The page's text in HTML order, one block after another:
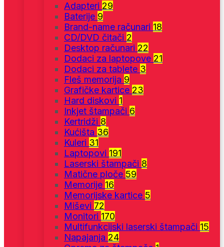
Adapteri 29
Baterije 9
Brand-name računari 18
CD/DVD čitači 2
Desktop računari 22
Dodaci za laptopove 21
Dodaci za tablete 3
Fleš memorija 9
Grafičke kartice 23
Hard diskovi 1
Inkjet štampači 6
Kertridži 8
Kućišta 36
Kuleri 31
Laptopovi 191
Laserski štampači 8
Matične ploče 59
Memorije 16
Memorijske kartice 5
Miševi 72
Monitori 170
Multifunkcijski laserski štampači 15
Napajanja 24